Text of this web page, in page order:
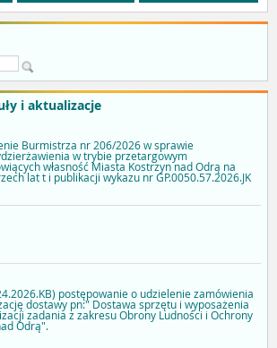
i aktualizacje
Burmistrza nr 206/2026 w sprawie
w trybie przetargowym
własność Miasta Kostrzyn nad Odrą na
lat t i publikacji wykazu nr GP.0050.57.2026.JK
postępowanie o udzielenie zamówienia
dostawy pn:" Dostawa sprzętu i wyposażenia
zadania z zakresu Obrony Ludności i Ochrony
Odrą".